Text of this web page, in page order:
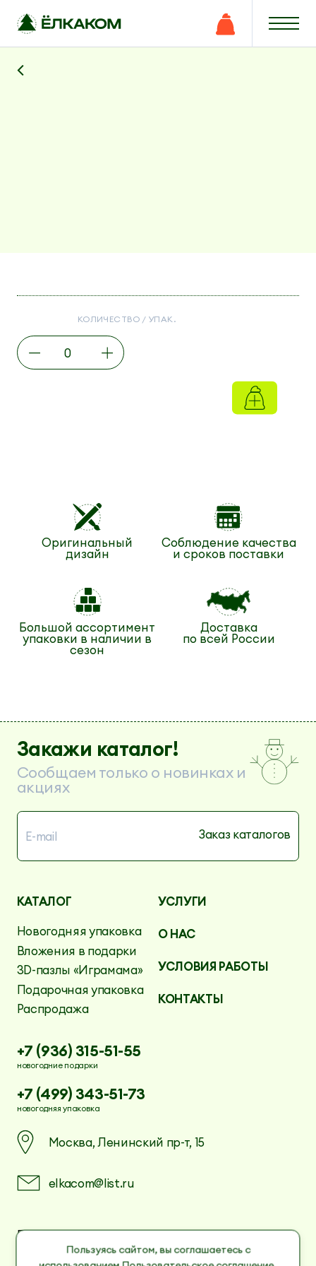
Пользуясь сайтом, вы соглашаетесь с
КОЛИЧЕСТВО / УПАК.
Оригинальный
дизайн
Соблюдение качества
и сроков поставки
Большой ассортимент
упаковки в наличии в
сезон
Доставка
по всей России
Закажи каталог!
Сообщаем только о новинках и
акциях
КАТАЛОГ
Новогодняя упаковка
Вложения в подарки
3D-пазлы «Играмама»
Подарочная упаковка
Распродажа
УСЛУГИ
О НАС
УСЛОВИЯ РАБОТЫ
КОНТАКТЫ
+7 (936) 315-51-55
новогодние подарки
+7 (499) 343-51-73
новогодняя упаковка
Москва, Ленинский пр-т, 15
elkacom@list.ru
Пользовательское соглашение
Политика в отношении обработки
персональных данных